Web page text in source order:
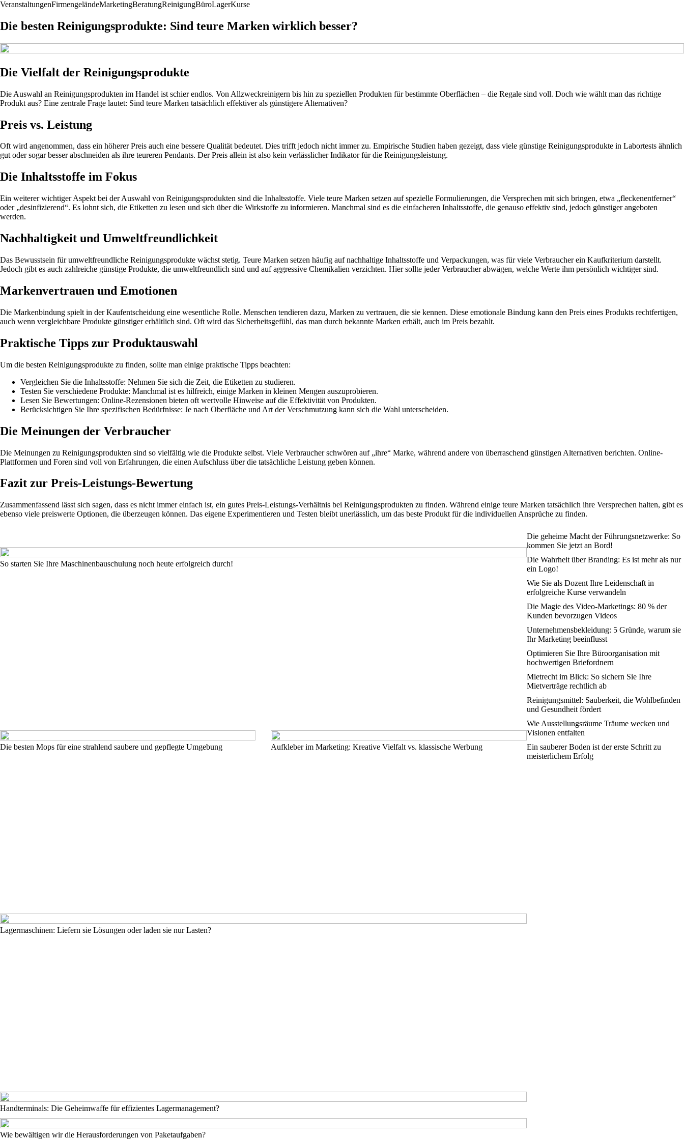
VeranstaltungenFirmengeländeMarketingBeratungReinigungBüroLagerKurse
Die besten Reinigungsprodukte: Sind teure Marken wirklich besser?
Die Vielfalt der Reinigungsprodukte
Die Auswahl an Reinigungsprodukten im Handel ist schier endlos. Von Allzweckreinigern bis hin zu speziellen Produkten für bestimmte Oberflächen – die Regale sind voll. Doch wie wählt man das richtige
Produkt aus? Eine zentrale Frage lautet: Sind teure Marken tatsächlich effektiver als günstigere Alternativen?
Preis vs. Leistung
Oft wird angenommen, dass ein höherer Preis auch eine bessere Qualität bedeutet. Dies trifft jedoch nicht immer zu. Empirische Studien haben gezeigt, dass viele günstige Reinigungsprodukte in Labortests ähnlich
gut oder sogar besser abschneiden als ihre teureren Pendants. Der Preis allein ist also kein verlässlicher Indikator für die Reinigungsleistung.
Die Inhaltsstoffe im Fokus
Ein weiterer wichtiger Aspekt bei der Auswahl von Reinigungsprodukten sind die Inhaltsstoffe. Viele teure Marken setzen auf spezielle Formulierungen, die Versprechen mit sich bringen, etwa „fleckenentferner“
oder „desinfizierend“. Es lohnt sich, die Etiketten zu lesen und sich über die Wirkstoffe zu informieren. Manchmal sind es die einfacheren Inhaltsstoffe, die genauso effektiv sind, jedoch günstiger angeboten
werden.
Nachhaltigkeit und Umweltfreundlichkeit
Das Bewusstsein für umweltfreundliche Reinigungsprodukte wächst stetig. Teure Marken setzen häufig auf nachhaltige Inhaltsstoffe und Verpackungen, was für viele Verbraucher ein Kaufkriterium darstellt.
Jedoch gibt es auch zahlreiche günstige Produkte, die umweltfreundlich sind und auf aggressive Chemikalien verzichten. Hier sollte jeder Verbraucher abwägen, welche Werte ihm persönlich wichtiger sind.
Markenvertrauen und Emotionen
Die Markenbindung spielt in der Kaufentscheidung eine wesentliche Rolle. Menschen tendieren dazu, Marken zu vertrauen, die sie kennen. Diese emotionale Bindung kann den Preis eines Produkts rechtfertigen,
auch wenn vergleichbare Produkte günstiger erhältlich sind. Oft wird das Sicherheitsgefühl, das man durch bekannte Marken erhält, auch im Preis bezahlt.
Praktische Tipps zur Produktauswahl
Um die besten Reinigungsprodukte zu finden, sollte man einige praktische Tipps beachten:
Vergleichen Sie die Inhaltsstoffe: Nehmen Sie sich die Zeit, die Etiketten zu studieren.
Testen Sie verschiedene Produkte: Manchmal ist es hilfreich, einige Marken in kleinen Mengen auszuprobieren.
Lesen Sie Bewertungen: Online-Rezensionen bieten oft wertvolle Hinweise auf die Effektivität von Produkten.
Berücksichtigen Sie Ihre spezifischen Bedürfnisse: Je nach Oberfläche und Art der Verschmutzung kann sich die Wahl unterscheiden.
Die Meinungen der Verbraucher
Die Meinungen zu Reinigungsprodukten sind so vielfältig wie die Produkte selbst. Viele Verbraucher schwören auf „ihre“ Marke, während andere von überraschend günstigen Alternativen berichten. Online-
Plattformen und Foren sind voll von Erfahrungen, die einen Aufschluss über die tatsächliche Leistung geben können.
Fazit zur Preis-Leistungs-Bewertung
Zusammenfassend lässt sich sagen, dass es nicht immer einfach ist, ein gutes Preis-Leistungs-Verhältnis bei Reinigungsprodukten zu finden. Während einige teure Marken tatsächlich ihre Versprechen halten, gibt es
ebenso viele preiswerte Optionen, die überzeugen können. Das eigene Experimentieren und Testen bleibt unerlässlich, um das beste Produkt für die individuellen Ansprüche zu finden.
So starten Sie Ihre Maschinenbauschulung noch heute erfolgreich durch!
Die besten Mops für eine strahlend saubere und gepflegte Umgebung Aufkleber im Marketing: Kreative Vielfalt vs. klassische Werbung
Lagermaschinen: Liefern sie Lösungen oder laden sie nur Lasten?
Handterminals: Die Geheimwaffe für effizientes Lagermanagement?
Wie bewältigen wir die Herausforderungen von Paketaufgaben?
Die geheime Macht der Führungsnetzwerke: So
kommen Sie jetzt an Bord!
Die Wahrheit über Branding: Es ist mehr als nur
ein Logo!
Wie Sie als Dozent Ihre Leidenschaft in
erfolgreiche Kurse verwandeln
Die Magie des Video-Marketings: 80 % der
Kunden bevorzugen Videos
Unternehmensbekleidung: 5 Gründe, warum sie
Ihr Marketing beeinflusst
Optimieren Sie Ihre Büroorganisation mit
hochwertigen Briefordnern
Mietrecht im Blick: So sichern Sie Ihre
Mietverträge rechtlich ab
Reinigungsmittel: Sauberkeit, die Wohlbefinden
und Gesundheit fördert
Wie Ausstellungsräume Träume wecken und
Visionen entfalten
Ein sauberer Boden ist der erste Schritt zu
meisterlichem Erfolg